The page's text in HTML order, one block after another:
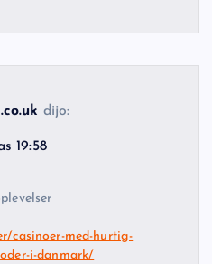
dijo:
19:58
casinoer-med-hurtig-
i-danmark/